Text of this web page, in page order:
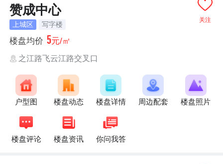
关注
赞成中心
上城区 写字楼
楼盘均价 5元/㎡
之江路飞云江路交叉口
户型图 楼盘动态 楼盘详情 周边配套 楼盘照片
楼盘评论 楼盘资讯 你问我答